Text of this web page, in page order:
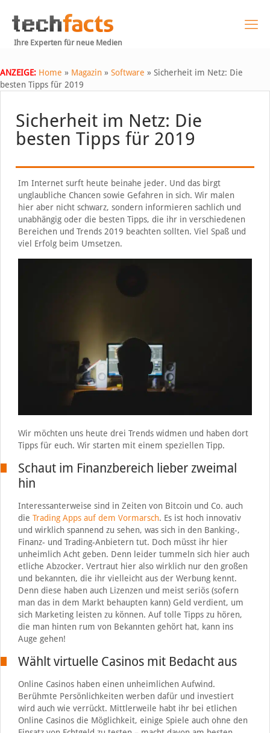
Ihre Experten für neue Medien
ANZEIGE: Home » Magazin » Software » Sicherheit im Netz: Die
besten Tipps für 2019
Sicherheit im Netz: Die
besten Tipps für 2019
Im Internet surft heute beinahe jeder. Und das birgt
unglaubliche Chancen sowie Gefahren in sich. Wir malen
hier aber nicht schwarz, sondern informieren sachlich und
unabhängig oder die besten Tipps, die ihr in verschiedenen
Bereichen und Trends 2019 beachten sollten. Viel Spaß und
viel Erfolg beim Umsetzen.
Wir möchten uns heute drei Trends widmen und haben dort
Tipps für euch. Wir starten mit einem speziellen Tipp.
Schaut im Finanzbereich lieber zweimal
hin
Interessanterweise sind in Zeiten von Bitcoin und Co. auch
die Trading Apps auf dem Vormarsch. Es ist hoch innovativ
und wirklich spannend zu sehen, was sich in den Banking-,
Finanz- und Trading-Anbietern tut. Doch müsst ihr hier
unheimlich Acht geben. Denn leider tummeln sich hier auch
etliche Abzocker. Vertraut hier also wirklich nur den großen
und bekannten, die ihr vielleicht aus der Werbung kennt.
Denn diese haben auch Lizenzen und meist seriös (sofern
man das in dem Markt behaupten kann) Geld verdient, um
sich Marketing leisten zu können. Auf tolle Tipps zu hören,
die man hinten rum von Bekannten gehört hat, kann ins
Auge gehen!
Wählt virtuelle Casinos mit Bedacht aus
Online Casinos haben einen unheimlichen Aufwind.
Berühmte Persönlichkeiten werben dafür und investiert
wird auch wie verrückt. Mittlerweile habt ihr bei etlichen
Online Casinos die Möglichkeit, einige Spiele auch ohne den